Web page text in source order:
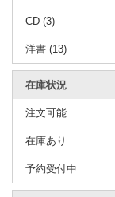
CD (3)
洋書 (13)
在庫状況
注文可能
在庫あり
予約受付中